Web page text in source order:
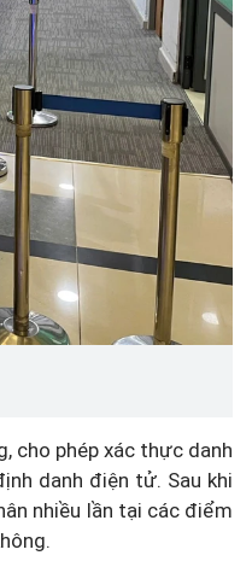
cho phép xác thực danh
danh điện tử. Sau khi
nhiều lần tại các điểm